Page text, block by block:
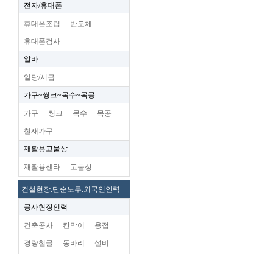
전자/휴대폰
휴대폰조립 반도체
휴대폰검사
알바
일당/시급
가구~씽크~목수~목공
가구 씽크 목수 목공
철재가구
재활용고물상
재활용센타 고물상
건설현장.단순노무.외국인인력
공사현장인력
건축공사 칸막이 용접
경량철골 동바리 설비